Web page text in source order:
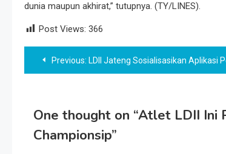
dunia maupun akhirat,” tutupnya. (TY/LINES).
Post Views: 366
PostPrevious: LDII Jateng Sosialisasikan Aplikasi Pengelolaan
One thought on “Atlet LDII Ini
Championsip”